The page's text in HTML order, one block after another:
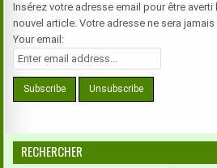
Insérez votre adresse email pour être
nouvel article. Votre adresse ne sera
Your email:
RECHERCHER